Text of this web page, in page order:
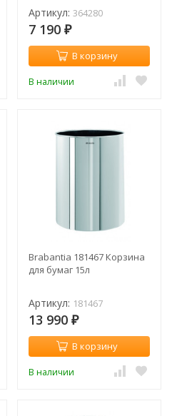
Артикул: 364280
7 190 ₽
В корзину
В наличии
Brabantia 181467 Корзина
для бумаг 15л
Артикул: 181467
13 990 ₽
В корзину
В наличии